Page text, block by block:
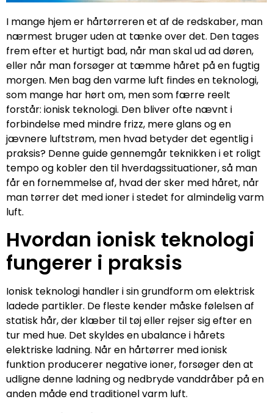
I mange hjem er hårtørreren et af de redskaber, man
nærmest bruger uden at tænke over det. Den tages
frem efter et hurtigt bad, når man skal ud ad døren,
eller når man forsøger at tæmme håret på en fugtig
morgen. Men bag den varme luft findes en teknologi,
som mange har hørt om, men som færre reelt
forstår: ionisk teknologi. Den bliver ofte nævnt i
forbindelse med mindre frizz, mere glans og en
jævnere luftstrøm, men hvad betyder det egentlig i
praksis? Denne guide gennemgår teknikken i et roligt
tempo og kobler den til hverdagssituationer, så man
får en fornemmelse af, hvad der sker med håret, når
man tørrer det med ioner i stedet for almindelig varm
luft.
Hvordan ionisk teknologi
fungerer i praksis
Ionisk teknologi handler i sin grundform om elektrisk
ladede partikler. De fleste kender måske følelsen af
statisk hår, der klæber til tøj eller rejser sig efter en
tur med hue. Det skyldes en ubalance i hårets
elektriske ladning. Når en hårtørrer med ionisk
funktion producerer negative ioner, forsøger den at
udligne denne ladning og nedbryde vanddråber på en
anden måde end traditionel varm luft.